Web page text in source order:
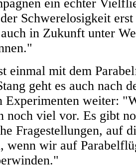
ein echter
Schwerelosigkeit
in Zukunft unter
einmal mit dem
geht es auch nach
Experimenten weiter:
noch viel vor. Es gibt
Fragestellungen, auf
wenn wir auf